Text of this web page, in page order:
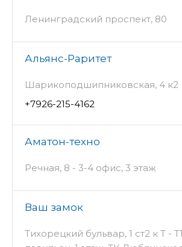
Ленинградский проспект, 80
Альянс-Раритет
Шарикоподшипниковская, 4 к2
+7926-215-4162
Аматон-техно
Речная, 8 - 3-4 офис, 3 этаж
Ваш замок
Тихорецкий бульвар, 1 ст2 к Т -